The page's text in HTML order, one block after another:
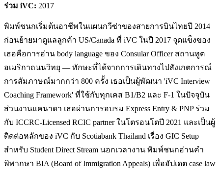
ร่วม iVC: 2017
พิมพ์ชนกเริ่มต้นอาชีพในแผนกวีซ่าของสายการบินไทยปี 2014
ก่อนย้ายมาดูแลลูกค้า US/Canada ที่ iVC ในปี 2017 จุดแข็งของ
เธอคือการอ่าน body language ของ Consular Officer สถานทูต
อเมริกาถนนวิทยุ — ทักษะที่ได้จากการเดินทางไปสังเกตการณ์
การสัมภาษณ์มากกว่า 800 ครั้ง เธอเป็นผู้พัฒนา 'iVC Interview
Coaching Framework' ที่ใช้กับทุกเคส B1/B2 และ F-1 ในปัจจุบัน
ส่วนงานแคนาดา เธอผ่านการอบรม Express Entry & PNP ร่วม
กับ ICCRC-Licensed RCIC partner ในโตรอนโตปี 2021 และเป็นผู้
ติดต่อหลักของ iVC กับ Scotiabank Thailand เรื่อง GIC Setup
สำหรับ Student Direct Stream นอกเวลางาน พิมพ์ชนกอ่านคำ
พิพากษา BIA (Board of Immigration Appeals) เพื่ออัปเดต case law